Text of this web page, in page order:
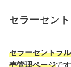
セラーセン
セラーセントラ
売管理ページです